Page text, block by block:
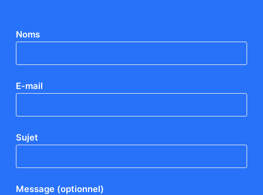
Noms
E-mail
Sujet
Message (optionnel)